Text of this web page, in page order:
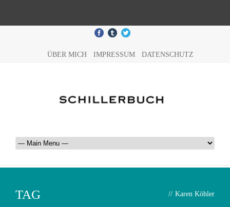
ÜBER MICH IMPRESSUM DATENSCHUTZ
TAG // Karen Köhler